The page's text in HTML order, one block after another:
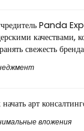
Panda
качествами,
свежесть бренда
арт
вложения